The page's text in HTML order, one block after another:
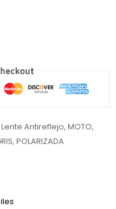
Lente Antireflejo, MOTO,
, POLARIZADA